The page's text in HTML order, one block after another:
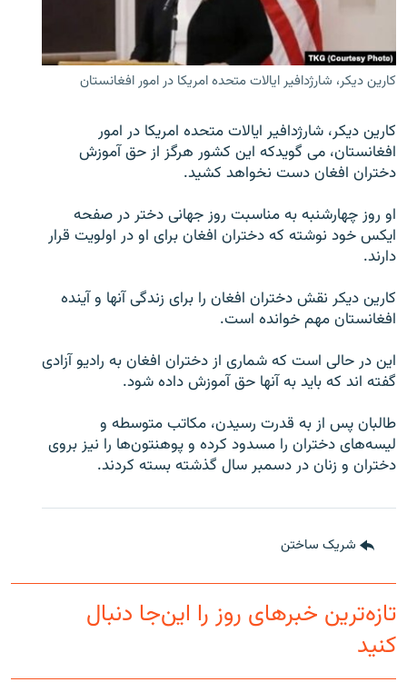
تماس
صفحه پشتو
Azadi English
به ما بپیوندید
همۀ سایت‌های رادیو آزادی/ رادیو اروپای آزاد
کارین دیکر، شارژدافیر ایالات متحده امریکا در امور افغانستان
کارین دیکر، شارژدافیر ایالات متحده امریکا در امور
افغانستان، می گویدکه این کشور هرگز از حق آموزش
دختران افغان دست نخواهد کشید.
او روز چهارشنبه به مناسبت روز جهانی دختر در صفحه
ایکس خود نوشته که دختران افغان برای او در اولویت قرار
دارند.
کارین دیکر نقش دختران افغان را برای زندگی آنها و آینده
افغانستان مهم خوانده است.
این در حالی است که شماری از دختران افغان به رادیو آزادی
گفته اند که باید به آنها حق آموزش داده شود.
طالبان پس از به قدرت رسیدن، مکاتب متوسطه و
لیسه‌های دختران را مسدود کرده و پوهنتون‌ها را نیز بروی
دختران و زنان در دسمبر سال گذشته بسته کردند.
شریک ساختن
تازه‌ترین خبرهای روز را این‌جا دنبال
کنید